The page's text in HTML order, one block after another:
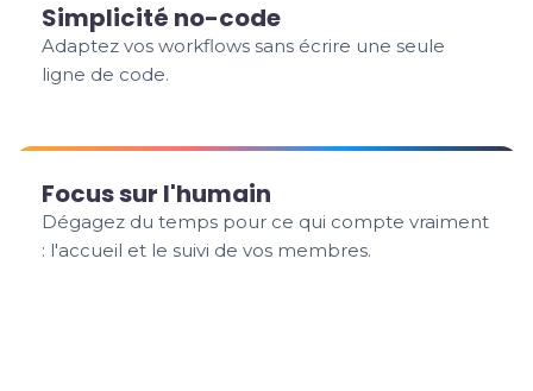
Simplicité no-code
Adaptez vos workflows sans écrire une seule
ligne de code.
Focus sur l'humain
Dégagez du temps pour ce qui compte vraiment
: l'accueil et le suivi de vos membres.